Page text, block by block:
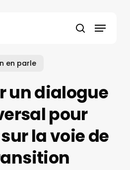
recherche
Menu
en parle
un dialogue
pour
la voie de